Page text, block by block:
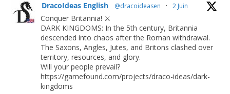
DracoIdeas English @dracoideasen · 2 Juin
Conquer Britannia! ⚔️
DARK KINGDOMS: In the 5th century, Britannia
descended into chaos after the Roman withdrawal.
The Saxons, Angles, Jutes, and Britons clashed over
territory, resources, and glory.
Will your people prevail?
https://gamefound.com/projects/draco-ideas/dark-
kingdoms